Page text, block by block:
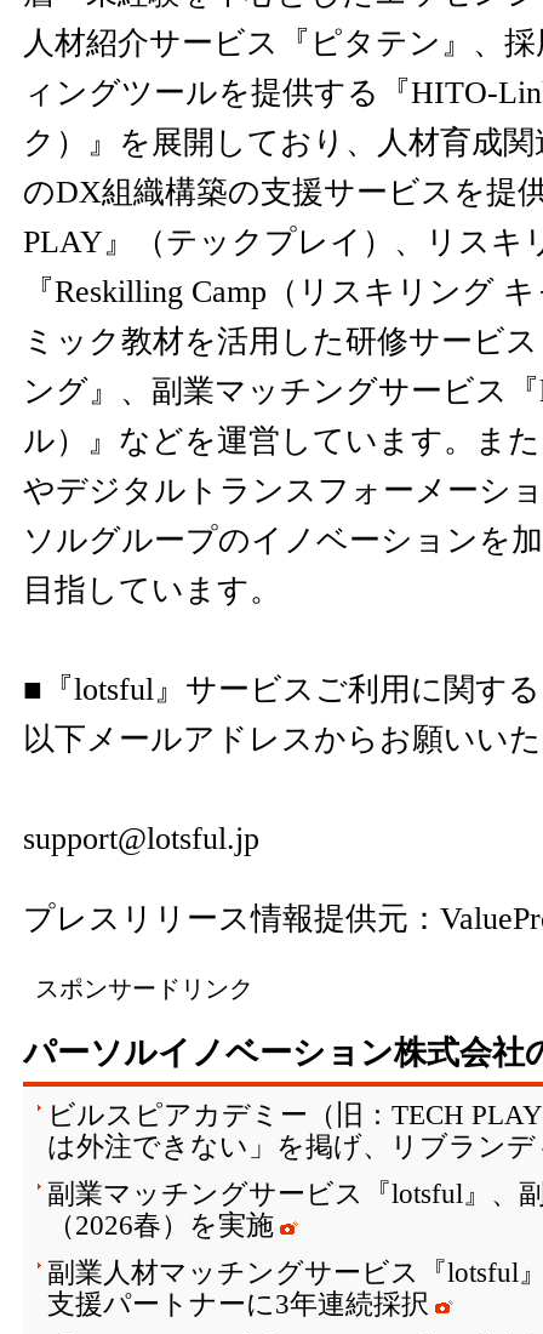
人材紹介サービス『ピタテン』、
ィングツールを提供する『HITO-
ク）』を展開しており、人材育成
のDX組織構築の支援サービスを提
PLAY』（テックプレイ）、リスキ
『Reskilling Camp（リスキリング
ミック教材を活用した研修サービ
ング』、副業マッチングサービス
ル）』などを運営しています。ま
やデジタルトランスフォーメーシ
ソルグループのイノベーションを
目指しています。
■『lotsful』サービスご利用に関す
以下メールアドレスからお願いい
support@lotsful.jp
プレスリリース情報提供元：
スポンサードリンク
パーソルイノベーション株式会社
ビルスピアカデミー（旧：TECH
は外注できない」を掲げ、リブラン
副業マッチングサービス『lotsful』、
（2026春）を実施
副業人材マッチングサービス『lotsful
支援パートナーに3年連続採択